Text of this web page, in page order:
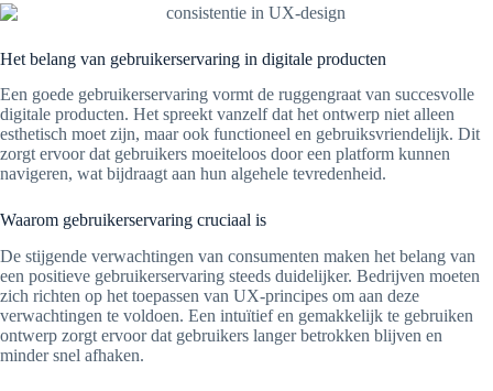
Het belang van gebruikerservaring in digitale producten
Een goede gebruikerservaring vormt de ruggengraat van succesvolle
digitale producten. Het spreekt vanzelf dat het ontwerp niet alleen
esthetisch moet zijn, maar ook functioneel en gebruiksvriendelijk. Dit
zorgt ervoor dat gebruikers moeiteloos door een platform kunnen
navigeren, wat bijdraagt aan hun algehele tevredenheid.
Waarom gebruikerservaring cruciaal is
De stijgende verwachtingen van consumenten maken het belang van
een positieve gebruikerservaring steeds duidelijker. Bedrijven moeten
zich richten op het toepassen van UX-principes om aan deze
verwachtingen te voldoen. Een intuïtief en gemakkelijk te gebruiken
ontwerp zorgt ervoor dat gebruikers langer betrokken blijven en
minder snel afhaken.